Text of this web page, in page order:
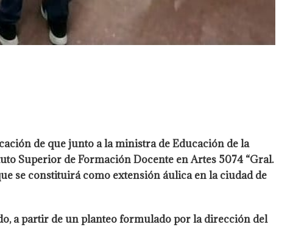
de que junto a la ministra de Educación de la
Superior de Formación Docente en Artes 5074 “Gral.
se constituirá como extensión áulica en la ciudad de
a partir de un planteo formulado por la dirección del